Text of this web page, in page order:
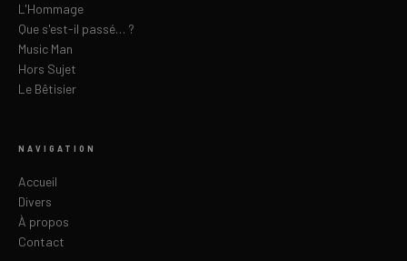
L'Hommage
Que s'est-il passé… ?
Music Man
Hors Sujet
Le Bêtisier
NAVIGATION
Accueil
Divers
À propos
Contact